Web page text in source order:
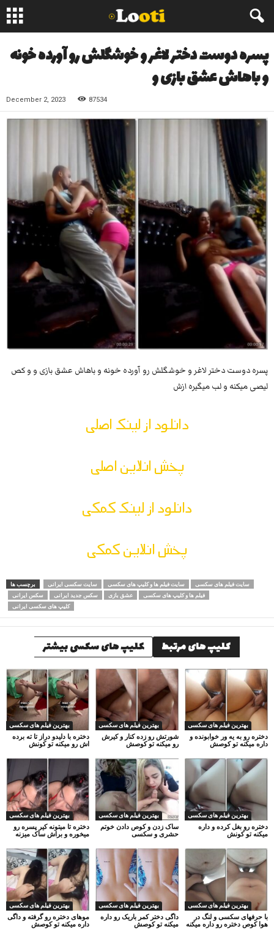
پسره دوست دختر لاغر و خوشگلش رو آورده خونه
و باهاش عشق بازی و
December 2, 2023 87534
پسره دوست دختر لاغر و خوشگلش رو آورده خونه و باهاش عشق بازی و و کص
لیصی میکنه و لب میگیره ازش
دانلود از لینک اصلی
پخش انلاین اصلی
دانلود از لینک کمکی
پخش انلاین کمکی
برچسب ها سایت سکسی ایرانی سایت فیلم ها و کلیپ های سکسی
سایت فیلم های سکسی
سکس ایرانی
سکس جدید ایرانی عشق بازی
فیلم ها و کلیپ های سکسی
کلیپ های سکسی ایرانی
کلیپ های مرتبط کلیپ های سکسی بیشتر
بهترین فیلم های سکسی
دختره با دلیدو دراز تا ته برده
اش رو میکنه تو کونش
بهترین فیلم های سکسی
شورتش رو زده کنار و کیرش
رو میکنه تو کوصش
بهترین فیلم های سکسی
دختره رو به یه ور خوابونده و
داره میکنه تو کوصش
بهترین فیلم های سکسی
دختره تا میتونه کیر پسره رو
میخوره و براش ساک میزنه
بهترین فیلم های سکسی
ساک زدن و کوص دادن خوتم
حشری و سکسی
بهترین فیلم های سکسی
دختره رو بغل کرده و داره
میکنه تو کونش
بهترین فیلم های سکسی
موهای دختره رو گرفته و داگی
داره میکنه تو کوصش
بهترین فیلم های سکسی
داگی دختر کمر باریک رو داره
میکنه تو کوصش
بهترین فیلم های سکسی
با حرفهای سکسی و لنگ در
هوا کوص دختره رو داره میکنه